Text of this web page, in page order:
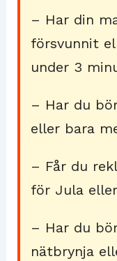
– Har din
försvunnit
under 3
– Har du
eller bara
– Får du
för Jula
– Har du
nätbrynja